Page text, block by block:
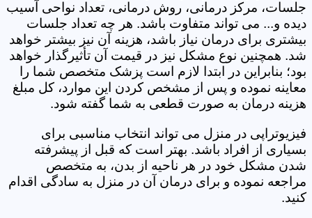
جلسات، مرکز درمانی، روش درمانی، تعداد نواحی آسیب
دیده و... می تواند متفاوت باشد. هر چه تعداد جلسات
بیشتری برای درمان نیاز باشد، هزینه آن نیز بیشتر خواهد
شد. همچنین نوع مشکل نیز در قیمت آن تأثیرگذار خواهد
بود؛ بنابراین در ابتدا لازم است پزشک متخصص شما را
معاینه نموده و پس از مشخص کردن این موارد، کل مبلغ
هزینه درمان به صورت قطعی به شما گفته شود.
فیزیوتراپی در منزل می تواند انتخاب مناسبی برای
بسیاری از افراد باشد. بهتر است که قبل از پیشرفته
شدن مشکل خود در هر ناحیه از بدن، به متخصص
مراجعه نموده و برای درمان آن در منزل به سادگی اقدام
کنید.